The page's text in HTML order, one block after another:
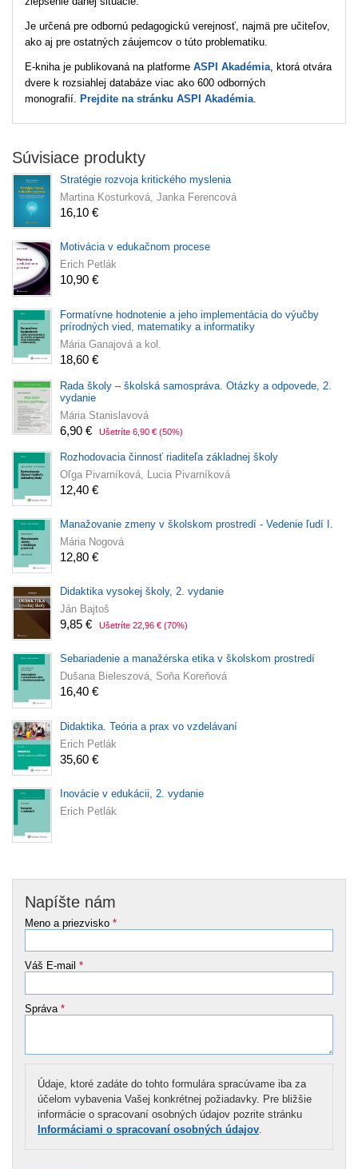
Je určená pre odbornú pedagogickú verejnosť, najmä pre učiteľov,
ako aj pre ostatných záujemcov o túto problematiku.
E‑kniha je publikovaná na platforme ASPI Akadémia , ktorá otvára
dvere k rozsiahlej databáze viac ako 600 odborných
monografií. Prejdite na stránku ASPI Akadémia
Súvisiace produkty
Stratégie rozvoja kritického myslenia
Martina Kosturková, Janka Ferencová
16,10 €
Motivácia v edukačnom procese
Erich Petlák
10,90 €
Formatívne hodnotenie a jeho implementácia do výučby
prírodných vied, matematiky a informatiky
Mária Ganajová a kol.
18,60 €
Rada školy – školská samospráva. Otázky a odpovede, 2.
vydanie
Mária Stanislavová
6,90 € Ušetríte 6,90 € (50%)
Rozhodovacia činnosť riaditeľa základnej školy
Oľga Pivarníková, Lucia Pivarníková
12,40 €
Manažovanie zmeny v školskom prostredí - Vedenie ľudí I.
Mária Nogová
12,80 €
Didaktika vysokej školy, 2. vydanie
Ján Bajtoš
9,85 € Ušetríte 22,96 € (70%)
Sebariadenie a manažérska etika v školskom prostredí
Dušana Bieleszová, Soňa Koreňová
16,40 €
Didaktika. Teória a prax vo vzdelávaní
Erich Petlák
35,60 €
Inovácie v edukácii, 2. vydanie
Erich Petlák
Napíšte nám
Meno a priezvisko *
Váš E-mail *
Správa *
Údaje, ktoré zadáte do tohto formulára spracúvame iba za
účelom vybavenia Vašej konkrétnej požiadavky. Pre bližšie
informácie o spracovaní osobných údajov pozrite stránku
Informáciami o spracovaní osobných údajov